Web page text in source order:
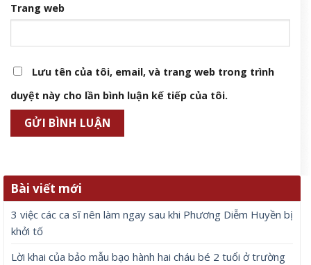
Trang web
Lưu tên của tôi, email, và trang web trong trình
duyệt này cho lần bình luận kế tiếp của tôi.
Bài viết mới
3 việc các ca sĩ nên làm ngay sau khi Phương Diễm Huyền bị
khởi tố
Lời khai của bảo mẫu bạo hành hai cháu bé 2 tuổi ở trường